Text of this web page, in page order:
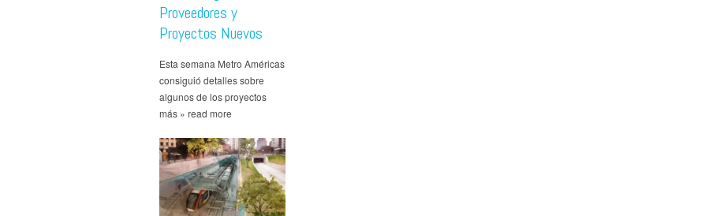
Proveedores y
Proyectos Nuevos
Esta semana Metro Américas
consiguió detalles sobre
algunos de los proyectos
más » read more